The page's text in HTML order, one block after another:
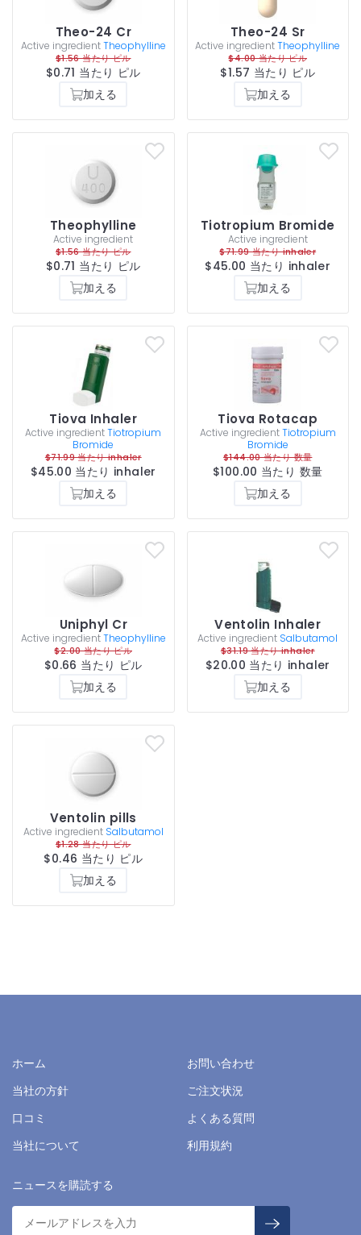
Theo-24 Cr
Active ingredientTheophylline
$1.56 当たり ピル
$0.71 当たり ピル
加える
Theo-24 Sr
Active ingredientTheophylline
$4.00 当たり ピル
$1.57 当たり ピル
加える
Theophylline
Active ingredient
$1.56 当たり ピル
$0.71 当たり ピル
加える
Tiotropium Bromide
Active ingredient
$71.99 当たり inhaler
$45.00 当たり inhaler
加える
Tiova Inhaler
Active ingredientTiotropium
Bromide
$71.99 当たり inhaler
$45.00 当たり inhaler
加える
Tiova Rotacap
Active ingredientTiotropium
Bromide
$144.00 当たり 数量
$100.00 当たり 数量
加える
Uniphyl Cr
Active ingredientTheophylline
$2.00 当たり ピル
$0.66 当たり ピル
加える
Ventolin Inhaler
Active ingredient Salbutamol
$31.19 当たり inhaler
$20.00 当たり inhaler
加える
Ventolin pills
Active ingredient Salbutamol
$1.28 当たり ピル
$0.46 当たり ピル
加える
ホーム
お問い合わせ
当社の方針
ご注文状況
口コミ
よくある質問
当社について
利用規約
ニュースを購読する